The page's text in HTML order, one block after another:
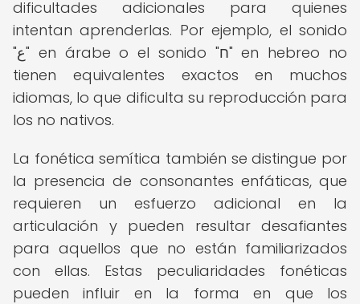
dificultades adicionales para quienes
intentan aprenderlas. Por ejemplo, el sonido
"ع" en árabe o el sonido "ח" en hebreo no
tienen equivalentes exactos en muchos
idiomas, lo que dificulta su reproducción para
los no nativos.
La fonética semítica también se distingue por
la presencia de consonantes enfáticas, que
requieren un esfuerzo adicional en la
articulación y pueden resultar desafiantes
para aquellos que no están familiarizados
con ellas. Estas peculiaridades fonéticas
pueden influir en la forma en que los